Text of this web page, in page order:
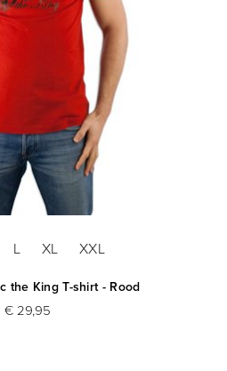
L XL XXL
the King T-shirt - Rood
€ 29,95